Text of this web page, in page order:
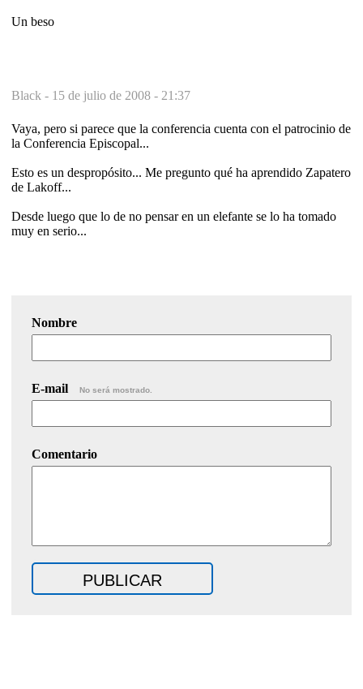
Un beso
Black - 15 de julio de 2008 - 21:37
Vaya, pero si parece que la conferencia cuenta con el patrocinio de
la Conferencia Episcopal...
Esto es un despropósito... Me pregunto qué ha aprendido Zapatero
de Lakoff...
Desde luego que lo de no pensar en un elefante se lo ha tomado
muy en serio...
Nombre
E-mail No será mostrado.
Comentario